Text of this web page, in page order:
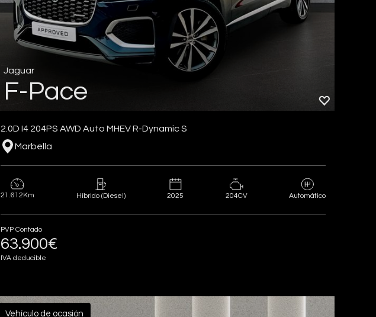
Jaguar
F-Pace
2.0D I4 204PS AWD Auto MHEV R-Dynamic S
Marbella
21.612Km Híbrido (Diesel) 2025 204CV Automático
PVP Contado
63.900€
IVA deducible
Vehículo de ocasión